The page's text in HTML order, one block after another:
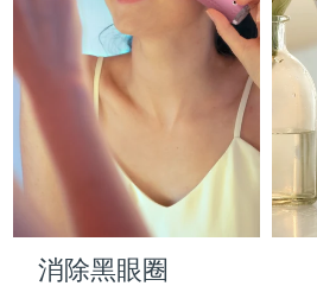
消除黑眼圈
FAQ™護膚品
All FAQ™ skincare
FAQ™產品
All anti-aging
FAQ™護膚品
All FAQ™ skincare
FAQ™產品
All LED treatments
FAQ™產品
All hair treatments
FAQ™ skincare
All FAQ™ skincare
FAQ™ products
All toning treatments
PEACH™ 2 Pro
Professional IPL
PEACH™ 2
IPL hair removal
身
BEAR™ 2 body
Microcurrent body
LUNA™ 4 body
Massaging body
痘肌護理
ESPADA™ 2
Recurring acne
眼
BEAR™ 2 eyes
Microcurrent line
法屬玻里尼西亞
德國
直布羅陀
希臘